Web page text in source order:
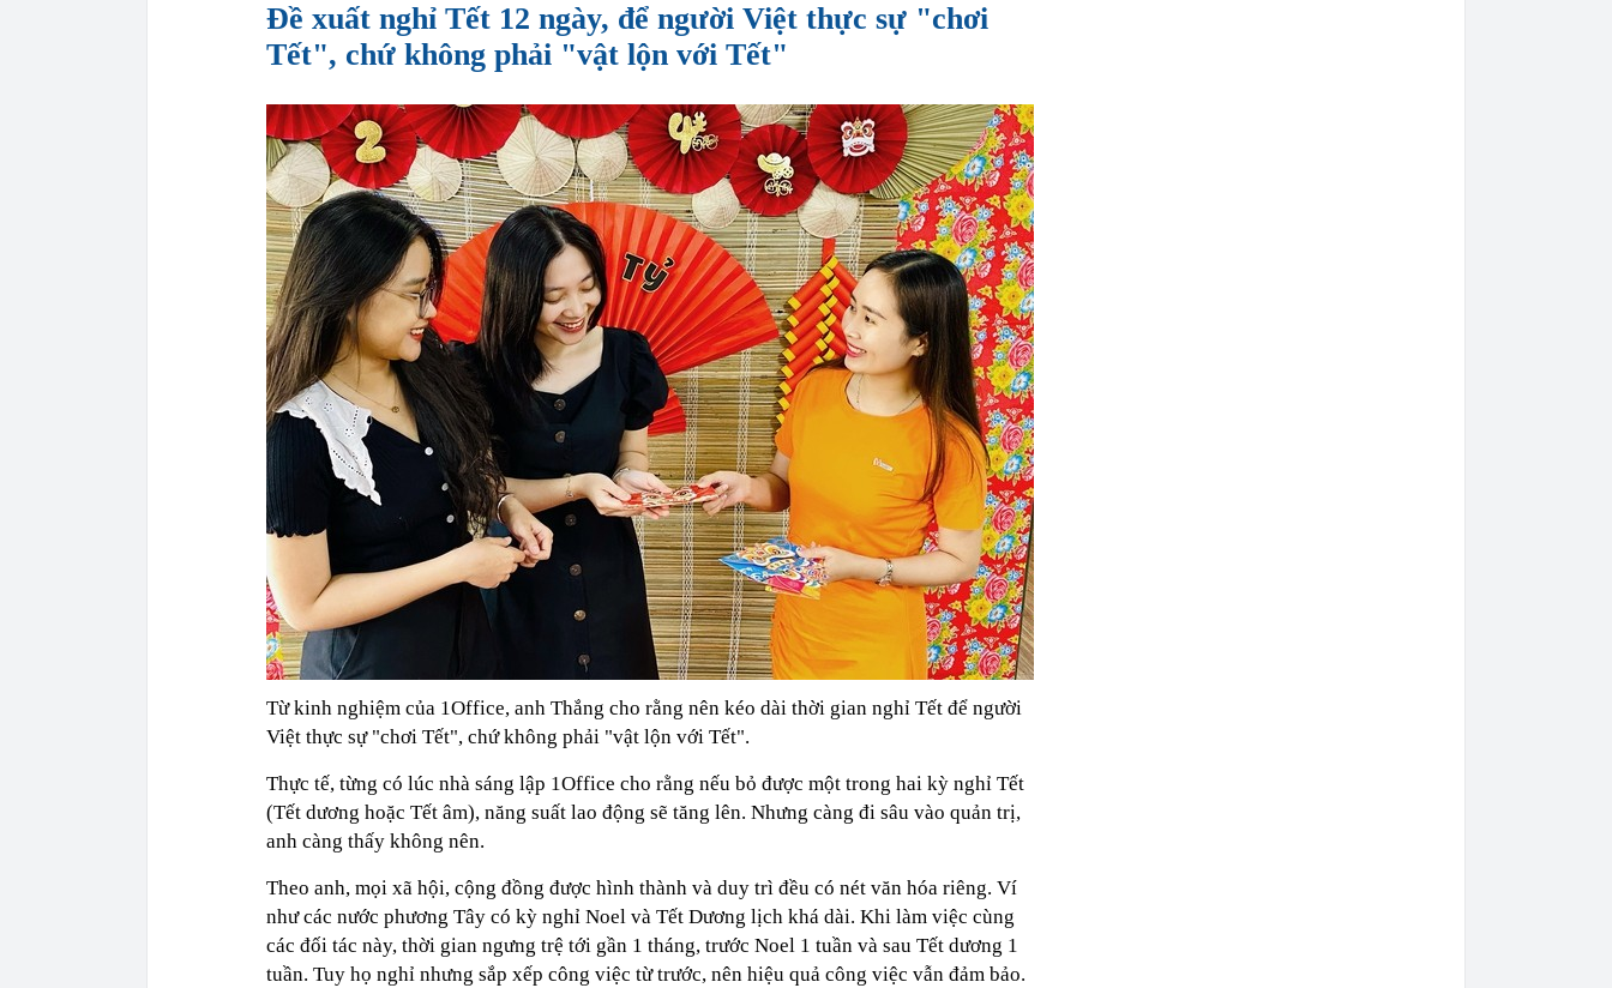
Đề xuất nghỉ Tết 12 ngày, để người Việt thực sự "chơi
Tết", chứ không phải "vật lộn với Tết"
Từ kinh nghiệm của 1Office, anh Thắng cho rằng nên kéo dài thời gian nghỉ Tết để người
Việt thực sự "chơi Tết", chứ không phải "vật lộn với Tết".
Thực tế, từng có lúc nhà sáng lập 1Office cho rằng nếu bỏ được một trong hai kỳ nghỉ Tết
(Tết dương hoặc Tết âm), năng suất lao động sẽ tăng lên. Nhưng càng đi sâu vào quản trị,
anh càng thấy không nên.
Theo anh, mọi xã hội, cộng đồng được hình thành và duy trì đều có nét văn hóa riêng. Ví
như các nước phương Tây có kỳ nghỉ Noel và Tết Dương lịch khá dài. Khi làm việc cùng
các đối tác này, thời gian ngưng trệ tới gần 1 tháng, trước Noel 1 tuần và sau Tết dương 1
tuần. Tuy họ nghỉ nhưng sắp xếp công việc từ trước, nên hiệu quả công việc vẫn đảm bảo.